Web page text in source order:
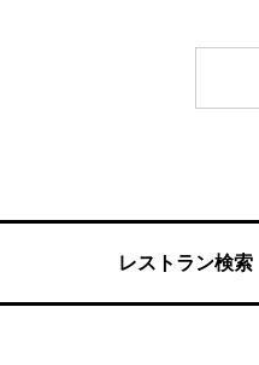
レストラン検索